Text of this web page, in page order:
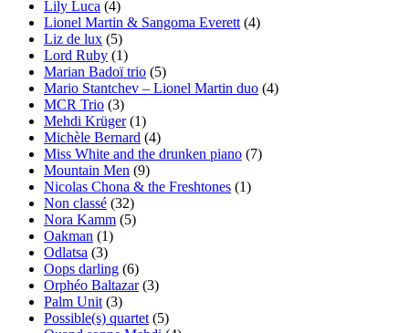
Lily Luca (4)
Lionel Martin & Sangoma Everett (4)
Liz de lux (5)
Lord Ruby (1)
Marian Badoï trio (5)
Mario Stantchev – Lionel Martin duo (4)
MCR Trio (3)
Mehdi Krüger(1)
Michèle Bernard (4)
Miss White and the drunken piano (7)
Mountain Men (9)
Nicolas Chona & the Freshtones (1)
Non classé (32)
Nora Kamm (5)
Oakman (1)
Odlatsa (3)
Oops darling (6)
Orphéo Baltazar(3)
Palm Unit (3)
Possible(s) quartet (5)